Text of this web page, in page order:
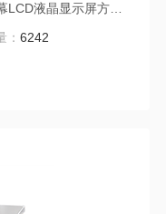
液晶显示屏方便
中可任意更改参数，
：6242